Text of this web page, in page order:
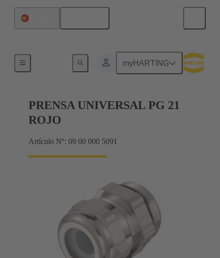
myHARTING
PRENSA UNIVERSAL PG 21
ROJO
Artículo Nº: 09 00 000 5091